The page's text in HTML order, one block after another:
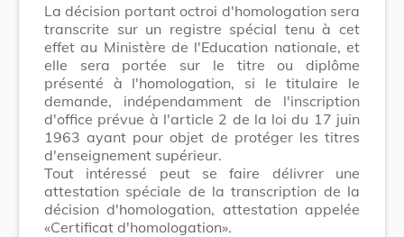
La décision portant octroi d'homologation sera
transcrite sur un registre spécial tenu à cet
effet au Ministère de l'Education nationale, et
elle sera portée sur le titre ou diplôme
présenté à l'homologation, si le titulaire le
demande, indépendamment de l'inscription
d'office prévue à l'article 2 de la loi du 17 juin
1963 ayant pour objet de protéger les titres
d'enseignement supérieur.
Tout intéressé peut se faire délivrer une
attestation spéciale de la transcription de la
décision d'homologation, attestation appelée
«Certificat d'homologation».